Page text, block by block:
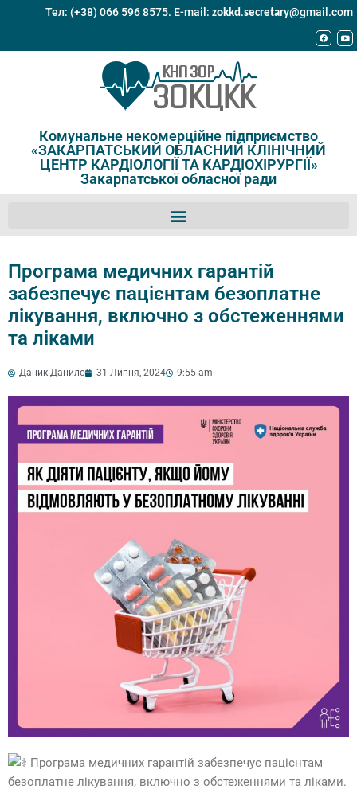
Тел: (+38) 066 596 8575. E-mail: zokkd.secretary@gmail.com
Комунальне некомерційне підприємство
«ЗАКАРПАТСЬКИЙ ОБЛАСНИЙ КЛІНІЧНИЙ
ЦЕНТР КАРДІОЛОГІЇ ТА КАРДІОХІРУРГІЇ»
Закарпатської обласної ради
Програма медичних гарантій
забезпечує пацієнтам безоплатне
лікування, включно з обстеженнями
та ліками
Даник Данило 31 Липня, 2024 9:55 am
Програма медичних гарантій забезпечує пацієнтам
безоплатне лікування, включно з обстеженнями та ліками.